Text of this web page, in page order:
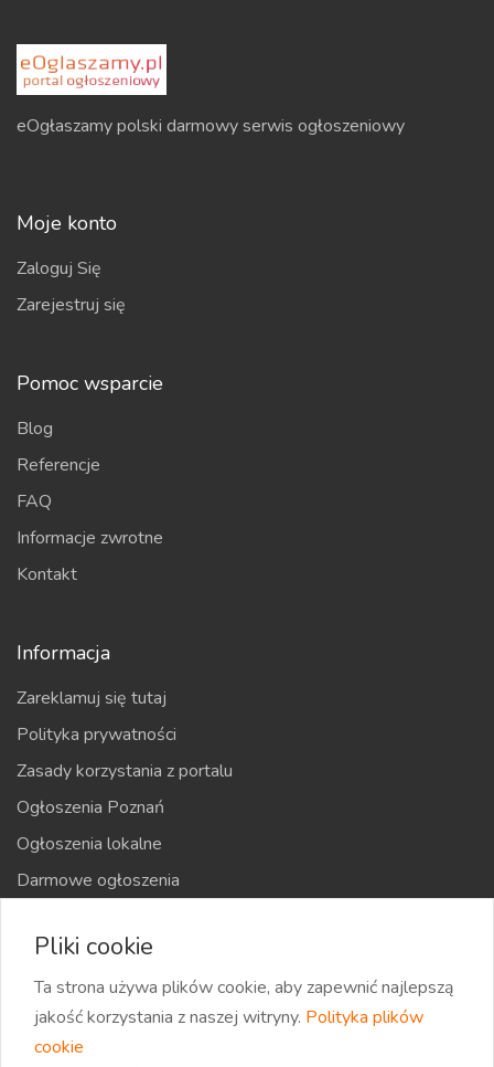
eOgłaszamy polski darmowy serwis ogłoszeniowy
Moje konto
Zaloguj Się
Zarejestruj się
Pomoc wsparcie
Blog
Referencje
FAQ
Informacje zwrotne
Kontakt
Informacja
Zareklamuj się tutaj
Polityka prywatności
Zasady korzystania z portalu
Ogłoszenia Poznań
Ogłoszenia lokalne
Darmowe ogłoszenia
Mapa strony
Pliki cookie
Ta strona używa plików cookie, aby zapewnić najlepszą
jakość korzystania z naszej witryny. Polityka plików
cookie